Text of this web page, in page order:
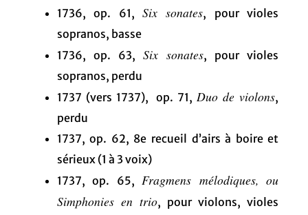
1736, op. 61, Six sonates, pour violes
sopranos, basse
1736, op. 63, Six sonates, pour violes
sopranos, perdu
1737 (vers 1737), op. 71,Duo de violons,
perdu
1737, op. 62, 8e recueil d’airs à boire et
sérieux (1 à 3 voix)
1737, op. 65,Fragmens mélodiques, ou
Simphonies en trio, pour violons, violes